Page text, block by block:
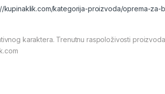
kupinaklik.com/kategorija-proizvoda/oprema-
karaktera. Trenutnu raspoloživosti